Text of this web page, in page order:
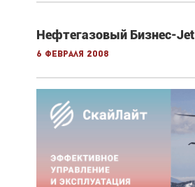
Нефтегазовый Бизнес-Jet
6 февраля 2008